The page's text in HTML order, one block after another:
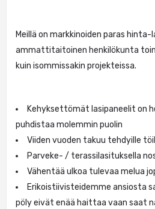
Meillä on markkinoiden paras
ammattitaitoinen henkilökunta
kuin isommissakin projekteissa.
Kehyksettömät lasipaneelit on
puhdistaa molemmin puolin
Viiden vuoden takuu tehdyille
Parveke- / terassilasituksella
Vähentää ulkoa tulevaa melua
Erikoistiivisteidemme ansiosta
pöly eivät enää haittaa vaan saat